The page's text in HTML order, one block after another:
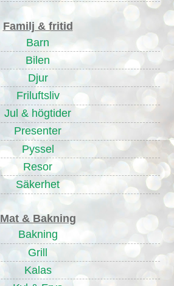
Familj & fritid
Barn
Bilen
Djur
Friluftsliv
Jul & högtider
Presenter
Pyssel
Resor
Säkerhet
Mat & Bakning
Bakning
Grill
Kalas